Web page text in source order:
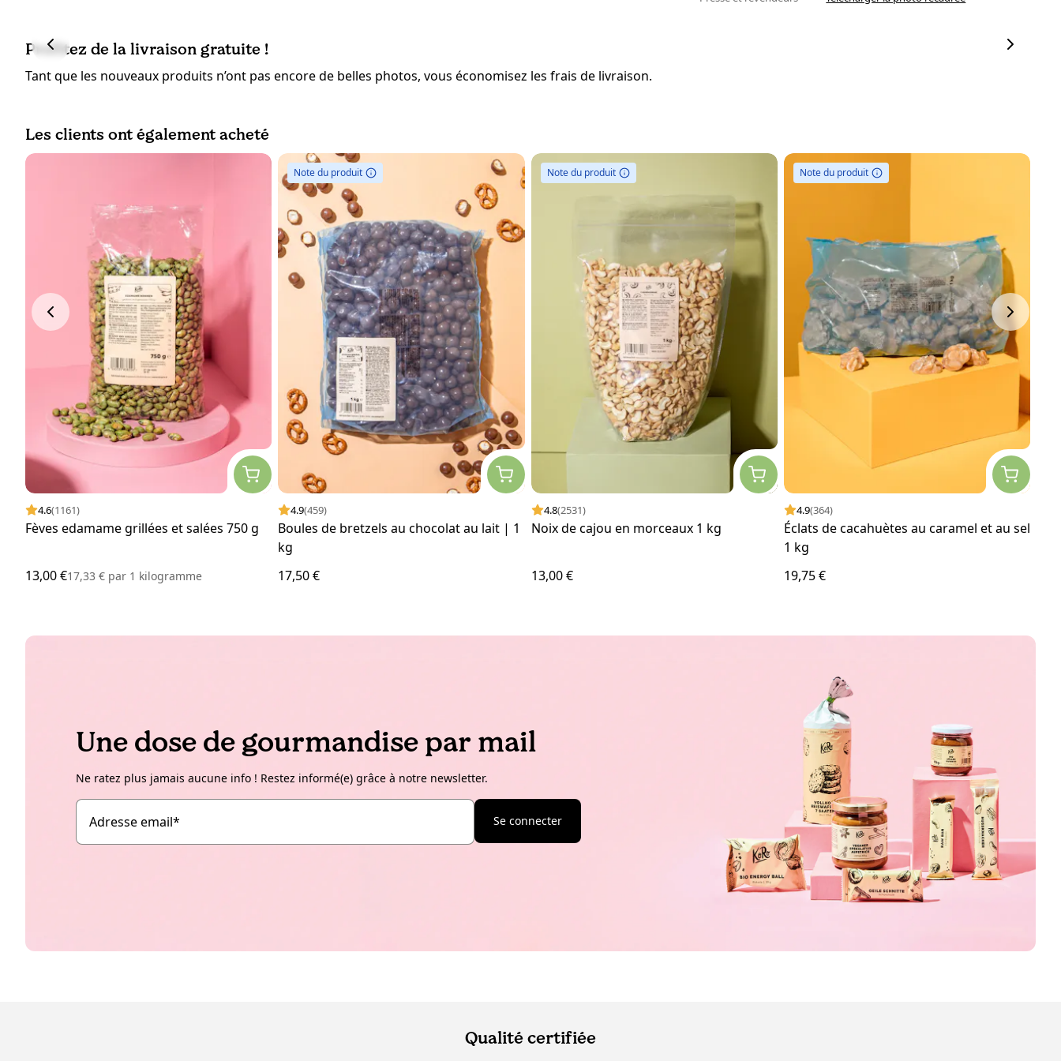
Profitez de la livraison gratuite !
Tant que les nouveaux produits n’ont pas encore de belles photos, vous économisez les frais de livraison.
Les clients ont également acheté
4.6(1161)
Fèves edamame grillées et salées 750 g
13,00 €17,33 € par 1 kilogramme
Note du produit
4.9(459)
Boules de bretzels au chocolat au lait | 1
kg
17,50 €
Note du produit
4.8(2531)
Noix de cajou en morceaux 1 kg
13,00 €
Note du produit
4.9(364)
Éclats de cacahuètes au caramel et au sel
1 kg
19,75 €
Une dose de gourmandise par mail
Ne ratez plus jamais aucune info ! Restez informé(e) grâce à notre newsletter.
Adresse email* Se connecter
Qualité certifiée